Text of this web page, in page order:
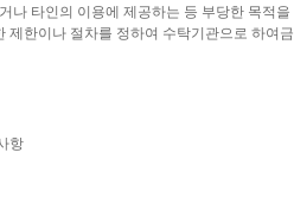
나 타인의 이용에 제공하는 등 부당한 목적을
제한이나 절차를 정하여 수탁기관으로 하여금
항